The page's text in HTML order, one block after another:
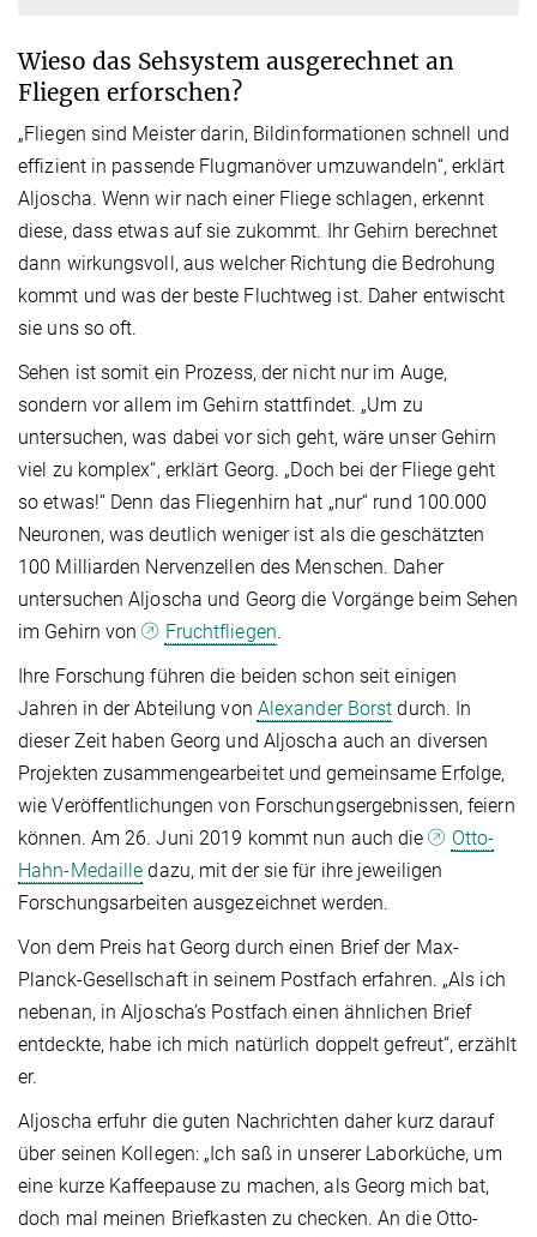
Wieso das Sehsystem ausgerechnet an
Fliegen erforschen?
„Fliegen sind Meister darin, Bildinformationen schnell und
effizient in passende Flugmanöver umzuwandeln“, erklärt
Aljoscha. Wenn wir nach einer Fliege schlagen, erkennt
diese, dass etwas auf sie zukommt. Ihr Gehirn berechnet
dann wirkungsvoll, aus welcher Richtung die Bedrohung
kommt und was der beste Fluchtweg ist. Daher entwischt
sie uns so oft.
Sehen ist somit ein Prozess, der nicht nur im Auge,
sondern vor allem im Gehirn stattfindet. „Um zu
untersuchen, was dabei vor sich geht, wäre unser Gehirn
viel zu komplex“, erklärt Georg. „Doch bei der Fliege geht
so etwas!“ Denn das Fliegenhirn hat „nur“ rund 100.000
Neuronen, was deutlich weniger ist als die geschätzten
100 Milliarden Nervenzellen des Menschen. Daher
untersuchen Aljoscha und Georg die Vorgänge beim Sehen
im Gehirn von
Fruchtfliegen.
Ihre Forschung führen die beiden schon seit einigen
Jahren in der Abteilung von Alexander Borst durch. In
dieser Zeit haben Georg und Aljoscha auch an diversen
Projekten zusammengearbeitet und gemeinsame Erfolge,
wie Veröffentlichungen von Forschungsergebnissen, feiern
können. Am 26. Juni 2019 kommt nun auch die
Otto-
Hahn-Medaille dazu, mit der sie für ihre jeweiligen
Forschungsarbeiten ausgezeichnet werden.
Von dem Preis hat Georg durch einen Brief der Max-
Planck-Gesellschaft in seinem Postfach erfahren. „Als ich
nebenan, in Aljoscha’s Postfach einen ähnlichen Brief
entdeckte, habe ich mich natürlich doppelt gefreut“, erzählt
er.
Aljoscha erfuhr die guten Nachrichten daher kurz darauf
über seinen Kollegen: „Ich saß in unserer Laborküche, um
eine kurze Kaffeepause zu machen, als Georg mich bat,
doch mal meinen Briefkasten zu checken. An die Otto-